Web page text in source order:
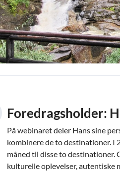
Foredragsholder:
På webinaret deler Hans sine
kombinere de to destinationer. I
måned til disse to destinationer.
kulturelle oplevelser, autentiske